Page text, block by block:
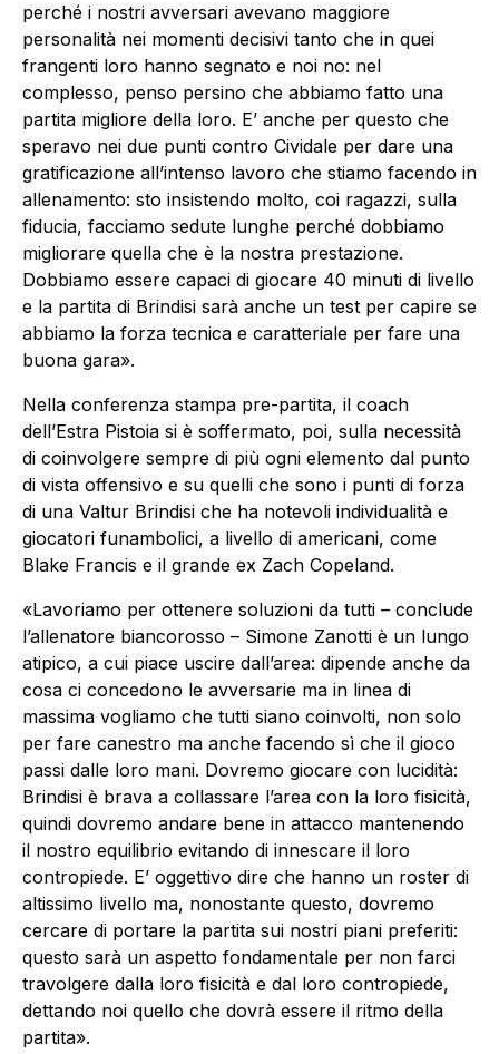
perché i nostri avversari avevano maggiore
personalità nei momenti decisivi tanto che in quei
frangenti loro hanno segnato e noi no: nel
complesso, penso persino che abbiamo fatto una
partita migliore della loro. E’ anche per questo che
speravo nei due punti contro Cividale per dare una
gratificazione all’intenso lavoro che stiamo facendo in
allenamento: sto insistendo molto, coi ragazzi, sulla
fiducia, facciamo sedute lunghe perché dobbiamo
migliorare quella che è la nostra prestazione.
Dobbiamo essere capaci di giocare 40 minuti di livello
e la partita di Brindisi sarà anche un test per capire se
abbiamo la forza tecnica e caratteriale per fare una
buona gara».
Nella conferenza stampa pre-partita, il coach
dell’Estra Pistoia si è soffermato, poi, sulla necessità
di coinvolgere sempre di più ogni elemento dal punto
di vista offensivo e su quelli che sono i punti di forza
di una Valtur Brindisi che ha notevoli individualità e
giocatori funambolici, a livello di americani, come
Blake Francis e il grande ex Zach Copeland.
«Lavoriamo per ottenere soluzioni da tutti – conclude
l’allenatore biancorosso – Simone Zanotti è un lungo
atipico, a cui piace uscire dall’area: dipende anche da
cosa ci concedono le avversarie ma in linea di
massima vogliamo che tutti siano coinvolti, non solo
per fare canestro ma anche facendo sì che il gioco
passi dalle loro mani. Dovremo giocare con lucidità:
Brindisi è brava a collassare l’area con la loro fisicità,
quindi dovremo andare bene in attacco mantenendo
il nostro equilibrio evitando di innescare il loro
contropiede. E’ oggettivo dire che hanno un roster di
altissimo livello ma, nonostante questo, dovremo
cercare di portare la partita sui nostri piani preferiti:
questo sarà un aspetto fondamentale per non farci
travolgere dalla loro fisicità e dal loro contropiede,
dettando noi quello che dovrà essere il ritmo della
partita».